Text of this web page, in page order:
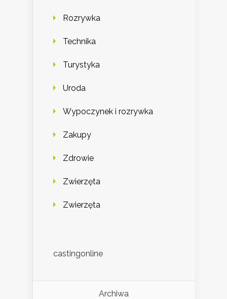
Rozrywka
Technika
Turystyka
Uroda
Wypoczynek i rozrywka
Zakupy
Zdrowie
Zwierzęta
Zwierzęta
castingonline
Archiwa